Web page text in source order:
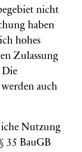
nicht
haben
hohes
Zulassung
Die
auch
Nutzung
35 BauGB